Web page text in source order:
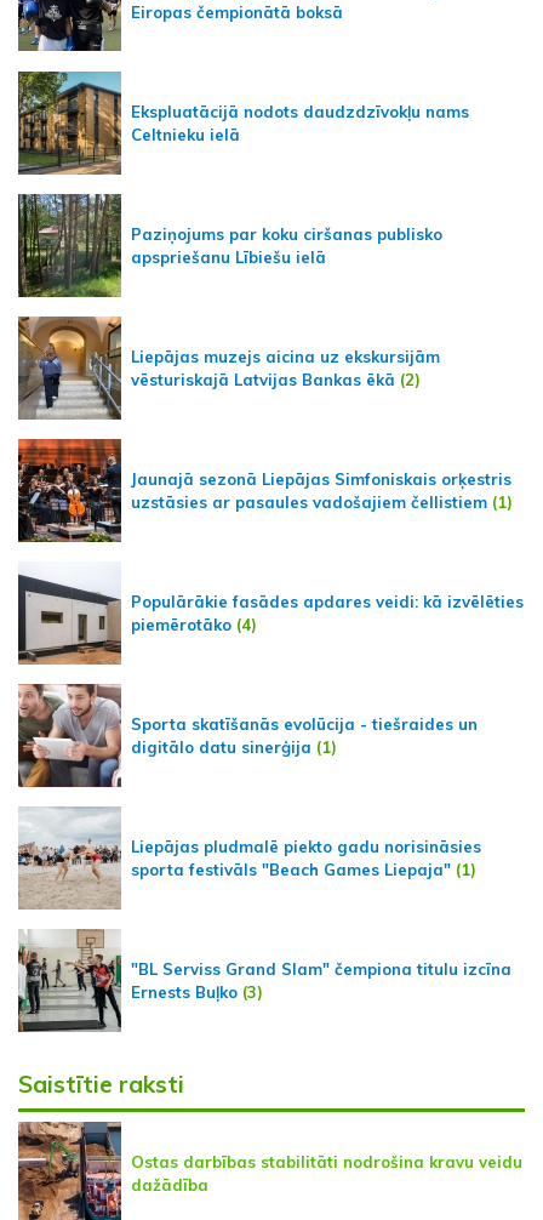
Eiropas čempionātā boksā
Ekspluatācijā nodots daudzdzīvokļu nams
Celtnieku ielā
Paziņojums par koku ciršanas publisko
apspriešanu Lībiešu ielā
Liepājas muzejs aicina uz ekskursijām
vēsturiskajā Latvijas Bankas ēkā (2)
Jaunajā sezonā Liepājas Simfoniskais orķestris
uzstāsies ar pasaules vadošajiem čellistiem (1)
Populārākie fasādes apdares veidi: kā izvēlēties
piemērotāko (4)
Sporta skatīšanās evolūcija - tiešraides un
digitālo datu sinerģija (1)
Liepājas pludmalē piekto gadu norisināsies
sporta festivāls "Beach Games Liepaja" (1)
"BL Serviss Grand Slam" čempiona titulu izcīna
Ernests Buļko (3)
Saistītie raksti
Ostas darbības stabilitāti nodrošina kravu veidu
dažādība